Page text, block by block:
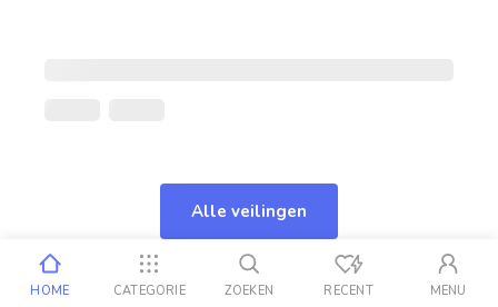
Alle veilingen
HOME CATEGORIE ZOEKEN RECENT MENU